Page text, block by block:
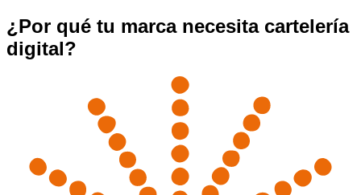
¿Por qué tu marca necesita cartelería
digital?